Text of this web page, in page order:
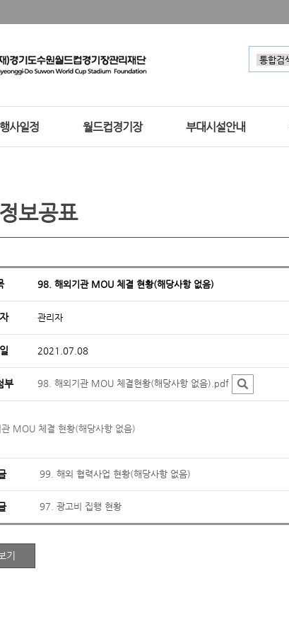
사일정 월드컵경기장 부대시설안내
보공표
98. 해외기관 MOU 체결 현황(해당사항 없음)
관리자
2021.07.08
부 98. 해외기관 MOU 체결현황(해당사항 없음).pdf
관 MOU 체결 현황(해당사항 없음)
99. 해외 협력사업 현황(해당사항 없음)
97. 광고비 집행 현황